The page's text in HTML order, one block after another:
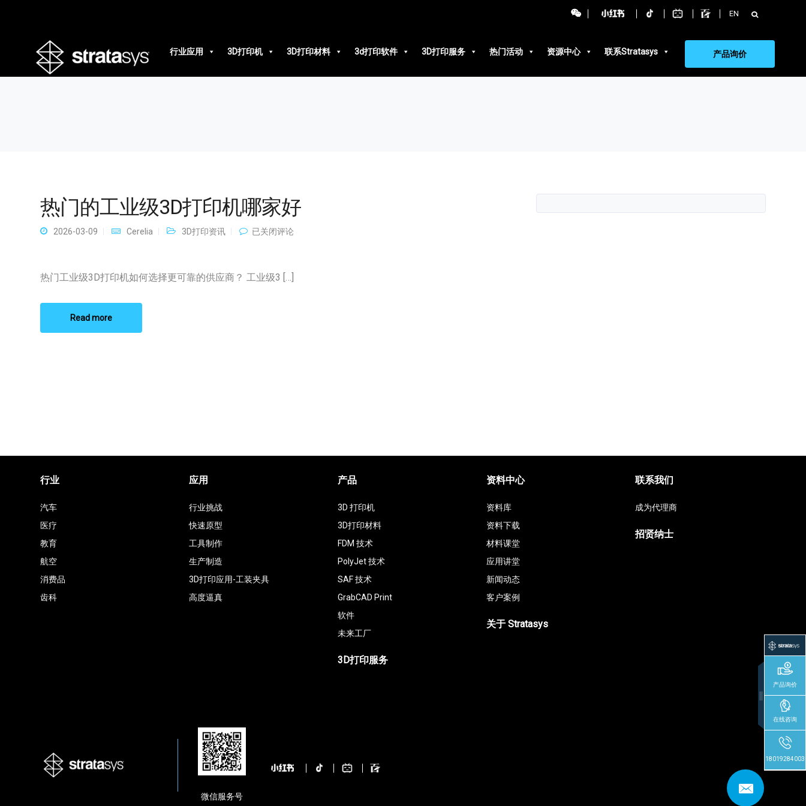
EN 搜
索：
行业应用
3D打印机 3D打印材料 3d打印软件 3D打印服务 热门活动 资源中心 联系Stratasys 产品询价
热门的工业级3D打印机哪家好
2026-03-09 Cerelia 3D打印资讯
热
业
已关闭评论
热门工业级3D打印机如何选择更可靠的供应商？ 工业级3 […]
Read more
行业
汽车
医疗
教育
航空
消费品
齿科
应用
行业挑战
快速原型
工具制作
生产制造
3D打印应用-工装夹具
高度逼真
产品
3D 打印机
3D打印材料
FDM 技术
PolyJet 技术
SAF 技术
GrabCAD Print
软件
未来工厂
3D打印服务
资料中心
资料库
资料下载
材料课堂
应用讲堂
新闻动态
客户案例
关于 Stratasys
联系我们
成为代理商
招贤纳士
微信服务号
产品询价
在线咨询
18019284003